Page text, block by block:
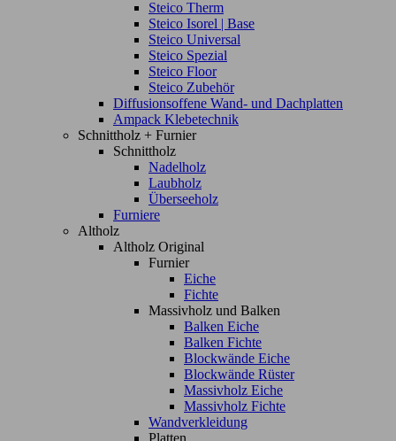
Steico Therm
Steico Isorel | Base
Steico Universal
Steico Spezial
Steico Floor
Steico Zubehör
Diffusionsoffene Wand- und Dachplatten
Ampack Klebetechnik
Schnittholz + Furnier
Schnittholz
Nadelholz
Laubholz
Überseeholz
Furniere
Altholz
Altholz Original
Furnier
Eiche
Fichte
Massivholz und Balken
Balken Eiche
Balken Fichte
Blockwände Eiche
Blockwände Rüster
Massivholz Eiche
Massivholz Fichte
Wandverkleidung